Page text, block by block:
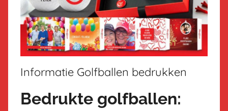
Informatie Golfballen bedrukken
Bedrukte golfballen: